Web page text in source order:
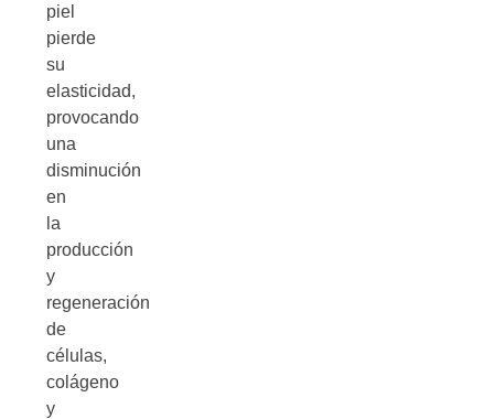
piel
pierde
su
elasticidad,
provocando
una
disminución
en
la
producción
y
regeneración
de
células,
colágeno
y